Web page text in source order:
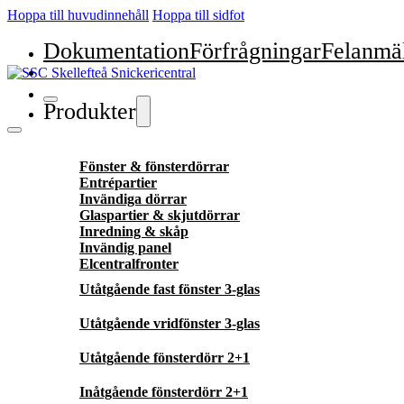
Hoppa till huvudinnehåll Hoppa till sidfot
DokumentationFörfrågningar
Produkter
Fönster & fönsterdörrar
Entrépartier
Invändiga dörrar
Glaspartier & skjutdörrar
Inredning & skåp
Invändig panel
Elcentralfronter
Utåtgående fast fönster 3-glas
Utåtgående vridfönster 3-glas
Utåtgående fönsterdörr 2+1
Inåtgående fönsterdörr 2+1